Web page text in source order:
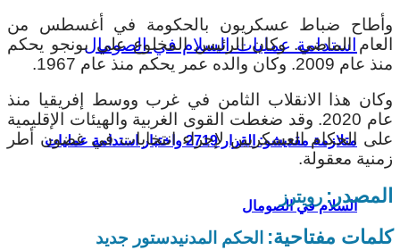
متلازمة مقديشو: القرار 2719 واختبار استدامة عمليات
السلام في الصومال
وأطاح ضباط عسكريون بالحكومة في أغسطس من
العام الماضي. وكان الرئيس المخلوع علي بونجو يحكم
منذ عام 2009. وكان والده عمر يحكم منذ عام 1967.
وكان هذا الانقلاب الثامن في غرب ووسط إفريقيا منذ
عام 2020. وقد ضغطت القوى الغربية والهيئات الإقليمية
على الحكام العسكريين لإجراء انتخابات في غضون أطر
زمنية معقولة.
المصدر: رويترز
كلمات مفتاحية: الحكم المدنيدستور جديد